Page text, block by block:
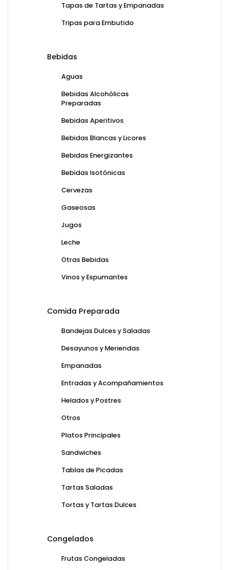
Tapas de Tartas y Empanadas
Tripas para Embutido
Bebidas
Aguas
Bebidas Alcohólicas
Preparadas
Bebidas Aperitivos
Bebidas Blancas y Licores
Bebidas Energizantes
Bebidas Isotónicas
Cervezas
Gaseosas
Jugos
Leche
Otras Bebidas
Vinos y Espumantes
Comida Preparada
Bandejas Dulces y Saladas
Desayunos y Meriendas
Empanadas
Entradas y Acompañamientos
Helados y Postres
Otros
Platos Principales
Sandwiches
Tablas de Picadas
Tartas Saladas
Tortas y Tartas Dulces
Congelados
Frutas Congeladas